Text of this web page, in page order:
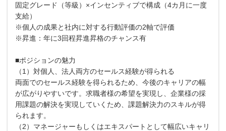
固定グレード（等級）×インセンティブで構成（4カ月に一度
支給）
※個人の成果と社内に対する行動評価の2軸で評価
※昇進：年に3回程昇進昇格のチャンス有
■ポジションの魅力
（1）対個人、法人両方のセールス経験が得られる
両面でのセールス経験を得られるため、今後のキャリアの幅
が広がりやすいです。求職者様の希望を実現し、企業様の採
用課題の解決を実現していくため、課題解決力のスキルが得
られます。
（2）マネージャーもしくはエキスパートとして幅広いキャリ